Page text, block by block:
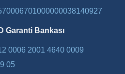
Garanti Bankası
0006 2001 4640 0009
05